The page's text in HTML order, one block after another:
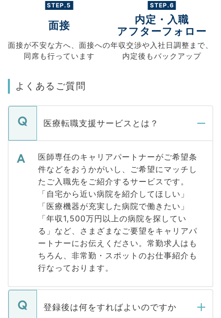
STEP.5
面接
面接が不安な方へ、 面接への
同席も行っています
STEP.6
内定・入職
アフターフォロー
年収交渉や入社日調整まで、
内定後もバックアップ
よくあるご質問
医療転職支援サービスとは？
医師専任のキャリアパートナーがご希望条
件などをおうかがいし、ご希望にマッチし
たご入職先をご紹介するサービスです。
「自宅から近い病院を紹介してほしい」
「医療機器が充実した病院で働きたい」
「年収1,500万円以上の病院を探してい
る」など、さまざまなご要望をキャリアパ
ートナーにお伝えください。常勤求人はも
ちろん、非常勤・スポットのお仕事紹介も
行なっております。
登録後は何をすればよいのですか